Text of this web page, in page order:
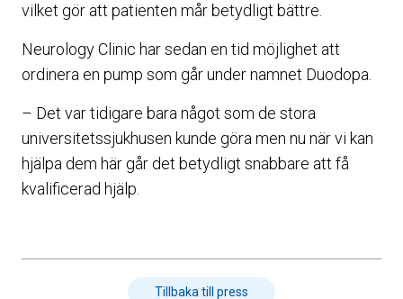
vilket gör att patienten mår betydligt bättre.
Neurology Clinic har sedan en tid möjlighet att
ordinera en pump som går under namnet Duodopa.
– Det var tidigare bara något som de stora
universitetssjukhusen kunde göra men nu när vi kan
hjälpa dem här går det betydligt snabbare att få
kvalificerad hjälp.
Tillbaka till press